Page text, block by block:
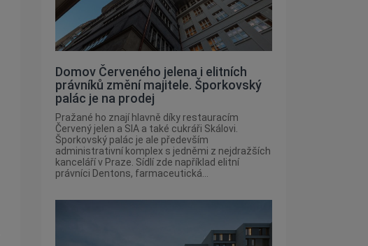
Domov Červeného jelena i elitních
právníků změní majitele. Šporkovský
palác je na prodej
Pražané ho znají hlavně díky restauracím
Červený jelen a SIA a také cukráři Skálovi.
Šporkovský palác je ale především
administrativní komplex s jedněmi z nejdražších
kanceláří v Praze. Sídlí zde například elitní
právníci Dentons, farmaceutická...